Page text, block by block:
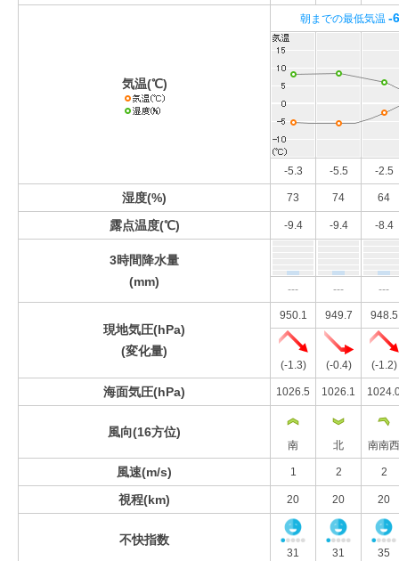
気温(℃)
朝までの最低気温 -
-5.3 -5.5 -2.5
湿度(%) 73 74 64
露点温度(℃) -9.4 -9.4 -8.4
3時間降水量
(mm)
--- --- ---
現地気圧(hPa)
(変化量)
950.1 949.7 948.5
(-1.3) (-0.4) (-1.2)
海面気圧(hPa) 1026.5 1026.1
風向(16方位)
南 北 南南西
風速(m/s) 1 2 2
視程(km) 20 20 20
不快指数
31 31 35